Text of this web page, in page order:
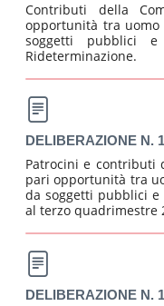
Contributi della
opportunità tra uomo
soggetti pubblici
Rideterminazione.
DELIBERAZIONE N.
Patrocini e contributi
pari opportunità tra
da soggetti pubblici
al terzo quadrimestre
DELIBERAZIONE N.